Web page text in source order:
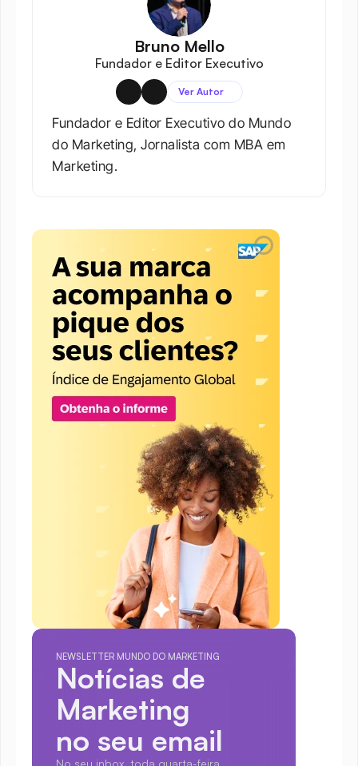
Bruno Mello
Fundador e Editor Executivo
Ver Autor
Fundador e Editor Executivo do Mundo
do Marketing, Jornalista com MBA em
Marketing.
NEWSLETTER MUNDO DO MARKETING
Notícias de
Marketing
no seu email
No seu inbox, toda quarta-feira.